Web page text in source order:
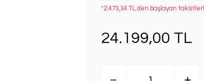
*2.473,34 TL den başlayan
24.199,00 TL